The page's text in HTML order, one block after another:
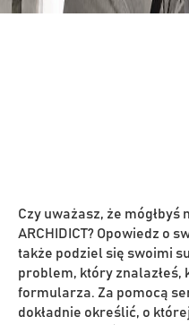
Czy uważasz, że mógłbyś
ARCHIDICT? Opowiedz o
także podziel się swoimi
problem, który znalazłeś,
formularza. Za pomocą
dokładnie określić, o